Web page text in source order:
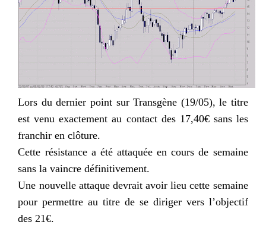
Lors du dernier point surTransgène (19/05), le titre
est venu exactement au contact des 17,40€ sans les
franchir en clôture.
Cette résistance a été attaquée en cours de semaine
sans la vaincre définitivement.
Une nouvelle attaque devrait avoir lieu cette semaine
pour permettre au titre de se diriger vers l’objectif
des 21€.